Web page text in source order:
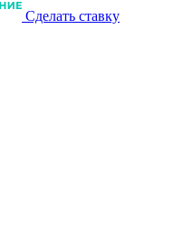
Сделать ставку